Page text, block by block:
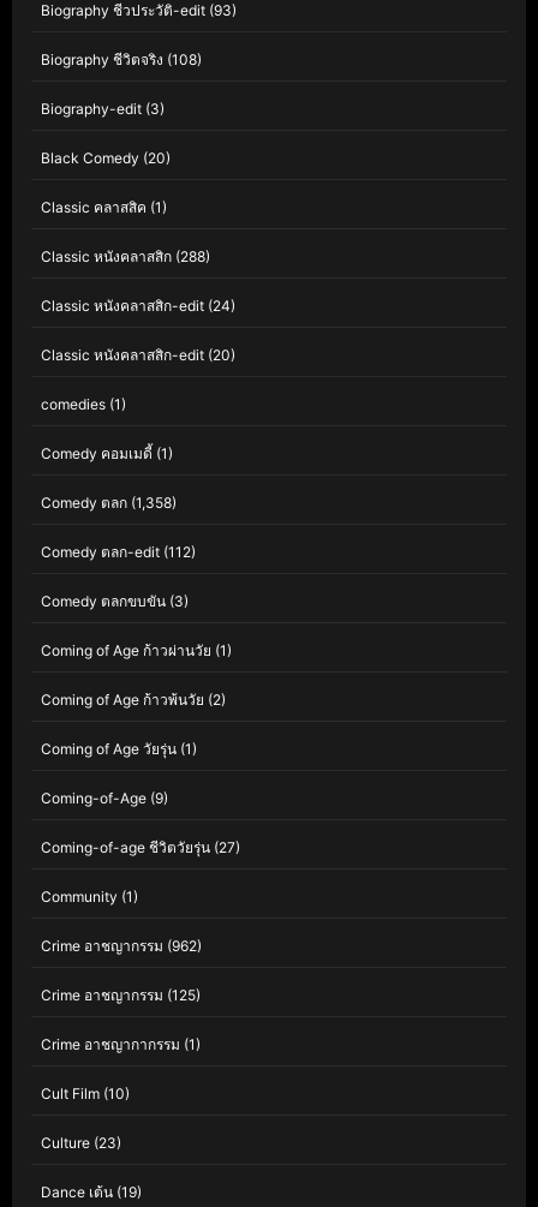
Biography ชีวประวัติ-edit (93)
Biography ชีวิตจริง (108)
Biography-edit (3)
Black Comedy (20)
Classic คลาสสิค (1)
Classic หนังคลาสสิก (288)
Classic หนังคลาสสิก-edit (24)
Classic หนังคลาสสิก-edit (20)
comedies (1)
Comedy คอมเมดี้ (1)
Comedy ตลก (1,358)
Comedy ตลก-edit (112)
Comedy ตลกขบขัน (3)
Coming of Age ก้าวผ่านวัย (1)
Coming of Age ก้าวพ้นวัย (2)
Coming of Age วัยรุ่น (1)
Coming-of-Age (9)
Coming-of-age ชีวิตวัยรุ่น (27)
Community (1)
Crime อาชญากรรม (962)
Crime อาชญากรรม (125)
Crime อาชญากากรรม (1)
Cult Film (10)
Culture (23)
Dance เต้น (19)